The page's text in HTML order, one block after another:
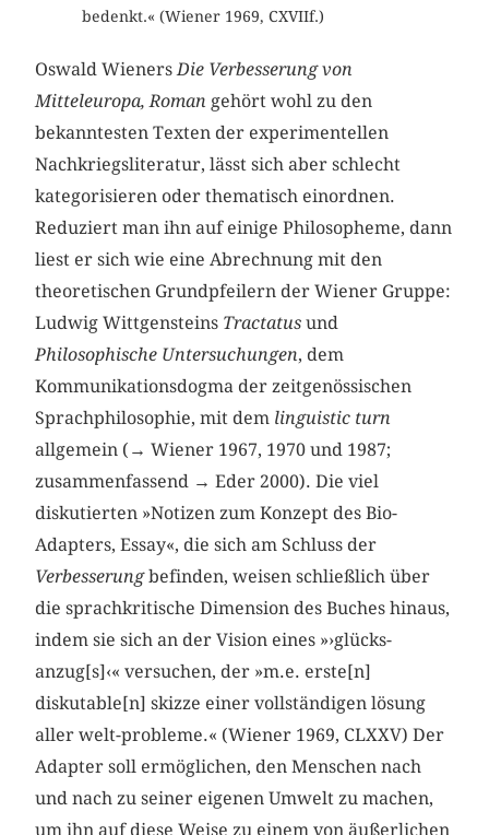
bedenkt.« (Wiener 1969, CXVIIf.)
Oswald WienersDie Verbesserung von
Mitteleuropa, Roman gehört wohl zu den
bekanntesten Texten der experimentellen
Nachkriegsliteratur, lässt sich aber schlecht
kategorisieren oder thematisch einordnen.
Reduziert man ihn auf einige Philosopheme, dann
liest er sich wie eine Abrechnung mit den
theoretischen Grundpfeilern der Wiener Gruppe:
Ludwig Wittgensteins Tractatus und
Philosophische Untersuchungen, dem
Kommunikationsdogma der zeitgenössischen
Sprachphilosophie, mit dem linguistic turn
allgemein (→ Wiener 1967, 1970 und 1987;
zusammenfassend → Eder 2000). Die viel
diskutierten »Notizen zum Konzept des Bio-
Adapters, Essay«, die sich am Schluss der
Verbesserungbefinden, weisen schließlich über
die sprachkritische Dimension des Buches hinaus,
indem sie sich an der Vision eines »›glücks-
anzug[s]‹« versuchen, der »m.e. erste[n]
diskutable[n] skizze einer vollständigen lösung
aller welt-probleme.« (Wiener 1969, CLXXV) Der
Adapter soll ermöglichen, den Menschen nach
und nach zu seiner eigenen Umwelt zu machen,
um ihn auf diese Weise zu einem von äußerlichen